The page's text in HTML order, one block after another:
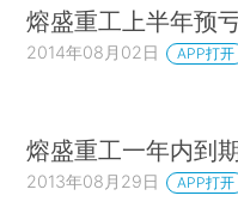
熔盛重工上半年预
2014年08月02日 APP打开
熔盛重工一年内到
2013年08月29日 APP打开